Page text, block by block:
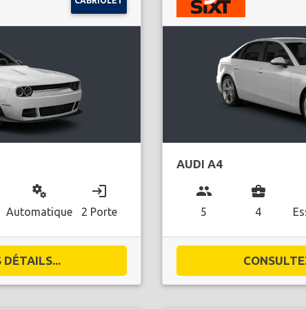
miscellaneous_services
Automatique
login
2 Porte
DÉTAILS...
AUDI A4
group
5
business_center
4